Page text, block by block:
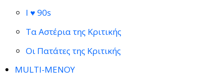
I ♥ 90s
Τα Αστέρια της Κριτικής
Οι Πατάτες της Κριτικής
MULTI-ΜΕΝΟΥ